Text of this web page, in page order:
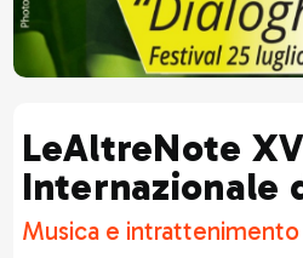
LeAltreNote
Internazionale
Musica e intrattenimento